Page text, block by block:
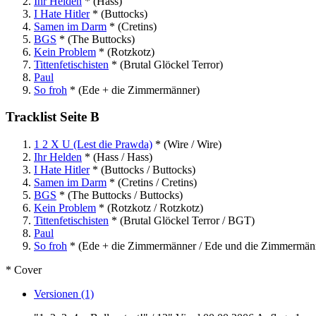
I Hate Hitler* (Buttocks)
Samen im Darm * (Cretins)
BGS * (The Buttocks)
Kein Problem * (Rotzkotz)
Tittenfetischisten * (Brutal Glöckel Terror)
Paul
So froh * (Ede + die Zimmermänner)
Tracklist Seite B
1 2 X U (Lest die Prawda) * (Wire / Wire)
Ihr Helden * (Hass / Hass)
I Hate Hitler* (Buttocks / Buttocks)
Samen im Darm * (Cretins / Cretins)
BGS * (The Buttocks / Buttocks)
Kein Problem * (Rotzkotz / Rotzkotz)
Tittenfetischisten * (Brutal Glöckel Terror / BGT)
Paul
So froh * (Ede + die Zimmermänner / Ede und die
* Cover
Versionen (1)